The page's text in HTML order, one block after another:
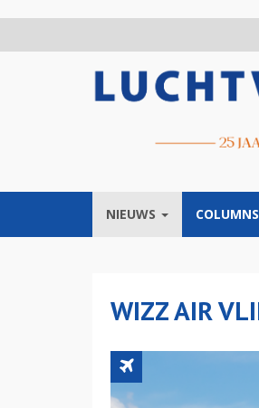
NIEUWS
WIZZ AIR